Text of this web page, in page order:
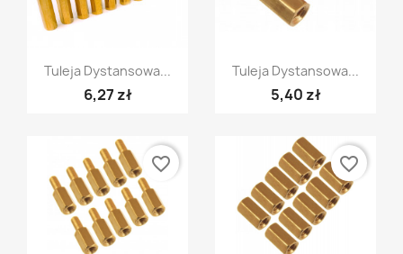
Szybki podgląd
Tuleja Dystansowa...
6,27 zł
Szybki podgląd
Tuleja Dystansowa...
5,40 zł
favorite_border favorite_border